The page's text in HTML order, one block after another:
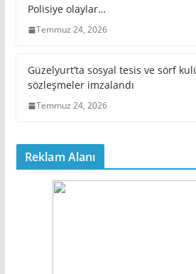
Polisiye olaylar…
Temmuz 24, 2026
Güzelyurt’ta sosyal tesis ve sörf
sözleşmeler imzalandı
Temmuz 24, 2026
Reklam Alanı